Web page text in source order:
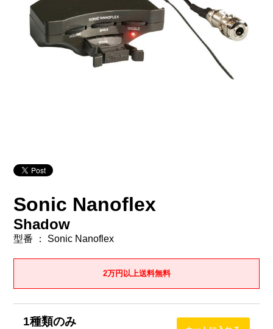
Sonic Nanoflex
Shadow
型番 ： Sonic Nanoflex
2万円以上送料無料
1種類のみ